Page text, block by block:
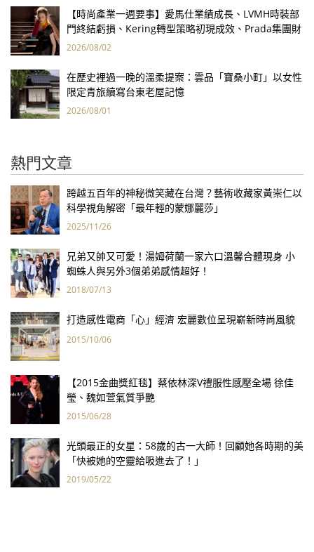
【時尚產業一週要事】愛馬仕業績成長、LVMH時裝部
門終結虧損、Kering轉型策略初現成效、Prada集團財
報亮眼
2026/08/02
在歷史裡過一晚的溫柔提案：雲品「寶桑小町」以女性
限定青旅續寫台東老屋記憶
2026/08/01
熱門文章
跨越五百年的神秘微笑藏在台灣？藝術收藏家黃崇仁以
科學視角解密「最年輕的蒙娜麗莎」
2025/11/26
兄弟又帥又可愛！湯姆荷蘭一家六口溫馨合體現身 小
蜘蛛人與另外3個弟弟感情超好！
2018/07/13
打造感性電商「心」經濟 宏麗數位呈現嶄新時尚風貌
2015/10/06
【2015金曲獎紅毯】蔡依林深V禮服性感壓全場 徐佳
瑩、魏如萱氣質爭艷
2015/06/28
光頭最正的女星：58歲的古一大師！回顧她各時期的美
「快被她的空靈給吸進去了！」
2019/05/22